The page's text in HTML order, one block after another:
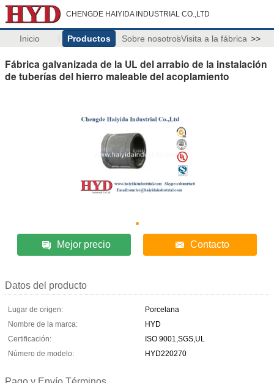
CHENGDE HAIYIDA INDUSTRIAL CO.,LTD
Inicio Productos Sobre nosotrosVisita a la fábrica >>
Fábrica galvanizada de la UL del arrabio de la instalación
de tuberías del hierro maleable del acoplamiento
Mejor precio Contacto
Datos del producto
Lugar de origen:
Porcelana
Nombre de la marca:
HYD
Certificación:
ISO 9001,SGS,UL
Número de modelo:
HYD220270